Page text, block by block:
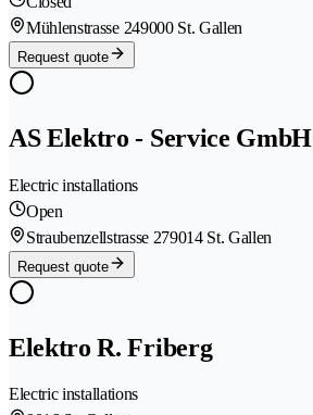
Mühlenstrasse 249000 St. Gallen
Request quote
AS Elektro - Service GmbH
Electric installations
Open
Straubenzellstrasse 279014 St. Gallen
Request quote
Elektro R. Friberg
Electric installations